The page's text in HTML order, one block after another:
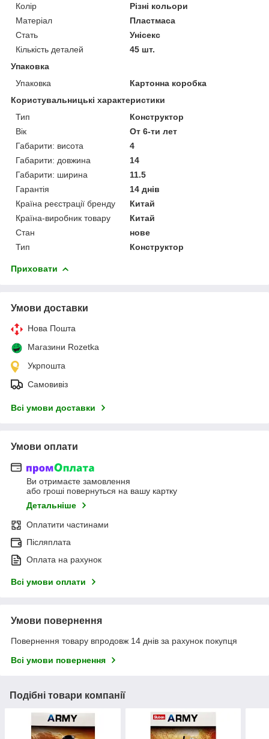
Колір
Різні кольори
Матеріал
Пластмаса
Стать
Унісекс
Кількість деталей
45 шт.
Упаковка
Упаковка
Картонна коробка
Користувальницькі характеристики
Тип
Конструктор
Вік
От 6-ти лет
Габарити: висота
4
Габарити: довжина
14
Габарити: ширина
11.5
Гарантія
14 днів
Країна реєстрації бренду
Китай
Країна-виробник товару
Китай
Стан
нове
Тип
Конструктор
Приховати
Умови доставки
Нова Пошта
Магазини Rozetka
Укрпошта
Самовивіз
Всі умови доставки
Умови оплати
Ви отримаєте замовлення
або гроші повернуться на вашу картку
Детальніше
Оплатити частинами
Післяплата
Оплата на рахунок
Всі умови оплати
Умови повернення
Повернення товару впродовж 14 днів за рахунок покупця
Всі умови повернення
Подібні товари компанії